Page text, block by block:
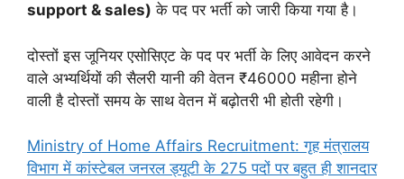
support & sales) के पद पर भर्ती को जारी किया गया है।
दोस्तों इस जूनियर एसोसिएट के पद पर भर्ती के लिए आवेदन करने
वाले अभ्यर्थियों की सैलरी यानी की वेतन ₹46000 महीना होने
वाली है दोस्तों समय के साथ वेतन में बढ़ोतरी भी होती रहेगी।
Ministry of Home Affairs Recruitment: गृह मंत्रालय
विभाग में कांस्टेबल जनरल ड्यूटी के 275 पदों पर बहुत ही शानदार